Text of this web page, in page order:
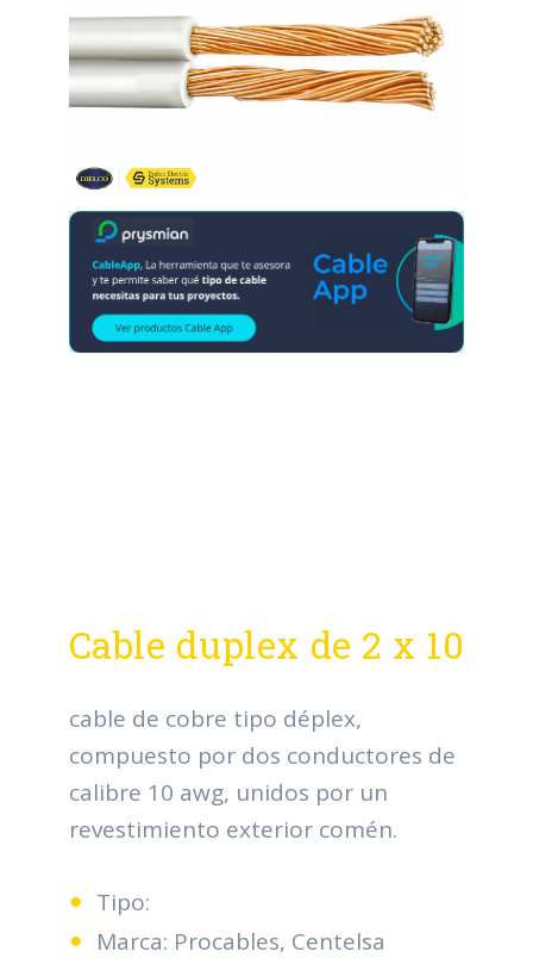
Cable duplex de 2 x 10
cable de cobre tipo déplex,
compuesto por dos conductores de
calibre 10 awg, unidos por un
revestimiento exterior comén.
Tipo:
Marca: Procables, Centelsa